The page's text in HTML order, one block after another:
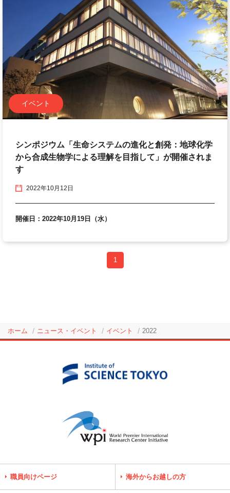
イベント
シンポジウム「生命システムの進化と創発：地球化学
から合成生物学による理解を目指して」が開催されま
す
2022年10月12日
開催日：2022年10月19日（水）
1
ホーム ニュース・イベント イベント 2022
職員向けページ 海外からお越しの方